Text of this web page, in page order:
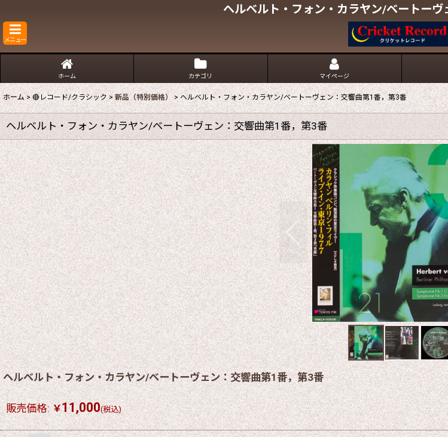
ヘルベルト・フォン・カラヤン/ベートー
メニュー
ホーム カテゴリ マイページ
ホーム > 🔴レコード/クラシック > 新品（特別価格） > ヘルベルト・フォン・カラヤン/ベートーヴェン：交響曲第1番，第3番
ヘルベルト・フォン・カラヤン/ベートーヴェン：交響曲第1番，第3番
ヘルベルト・フォン・カラヤン/ベートーヴェン：交響曲第1番，第3番
販売価格: ￥11,000(税込)